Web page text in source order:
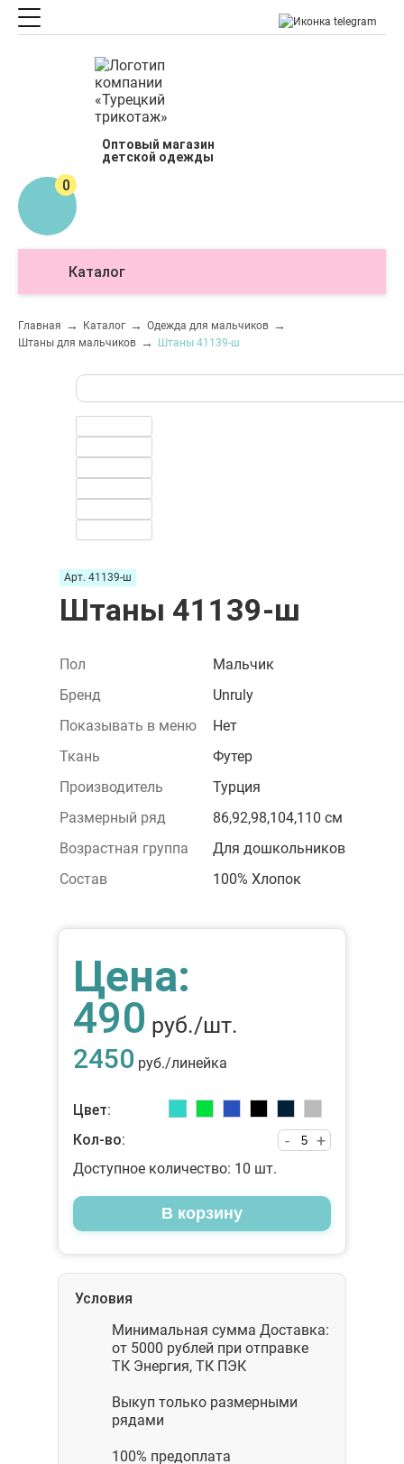
Оптовый магазин
детской одежды
0
Каталог
Главная Каталог
Одежда для мальчиков
Штаны для мальчиков
Штаны 41139-ш
Арт. 41139-ш
Штаны 41139-ш
Пол
Мальчик
Бренд
Unruly
Показывать в меню
Нет
Ткань
Футер
Производитель
Турция
Размерный ряд
86,92,98,104,110 см
Возрастная группа
Для дошкольников
Состав
100% Хлопок
Цена:
490 руб./шт.
2450 руб./линейка
Цвет:
Кол-во:
+
-
Доступное количество: 10 шт.
В корзину
Условия
Минимальная сумма Доставка:
от 5000 рублей при отправке
ТК Энергия, ТК ПЭК
Выкуп только размерными
рядами
100% предоплата